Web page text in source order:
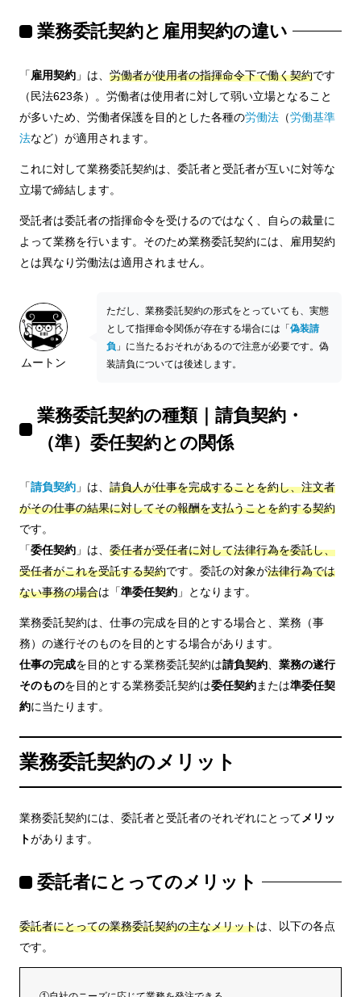
業務委託契約と雇用契約の違い
「 雇用契約 」は、 労働者が使用者の指揮命令下で働く契約です
（民法623条）。労働者は使用者に対して弱い立場となること
が多いため、労働者保護を目的とした各種の労働法 （労働基準
法など）が適用されます。
これに対して業務委託契約は、委託者と受託者が互いに対等な
立場で締結します。
受託者は委託者の指揮命令を受けるのではなく、自らの裁量に
よって業務を行います。そのため業務委託契約には、雇用契約
とは異なり労働法は適用されません。
ムートン
ただし、業務委託契約の形式をとっていても、実態
として指揮命令関係が存在する場合には「偽装請
負 」に当たるおそれがあるので注意が必要です。偽
装請負については後述します。
業務委託契約の種類｜請負契約・
（準）委任契約との関係
「請負契約 」は、 請負人が仕事を完成することを約し、注文者
がその仕事の結果に対してその報酬を支払うことを約する契約
です。
「委任契約 」は、 委任者が受任者に対して法律行為を委託し、
受任者がこれを受託する契約です。委託の対象が法律行為では
ない事務の場合は「準委任契約 」となります。
業務委託契約は、仕事の完成を目的とする場合と、業務（事
務）の遂行そのものを目的とする場合があります。
仕事の完成を目的とする業務委託契約は請負契約
業務の遂行
そのものを目的とする業務委託契約は委任契約または準委任契
約に当たります。
業務委託契約のメリット
業務委託契約には、委託者と受託者のそれぞれにとって メリッ
トがあります。
委託者にとってのメリット
委託者にとっての業務委託契約の主なメリットは、以下の各点
です。